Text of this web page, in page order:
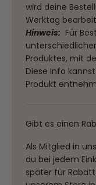
wird deine
Werktag
Hinweis: Für
Produktes, mit
Diese Info
Produkt
Gibt es einen
Als Mitglied in
du bei jedem
später für